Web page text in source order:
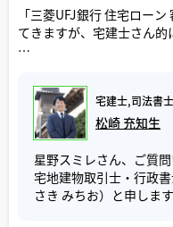
自営業の方が住宅ロー
定申告書と税金の滞納
ご参考にしていただけま
す。
根拠は民法４８２条に
弁済をすることができる
が、債権者との間で、
給付をすることにより
合において、その弁済
の給付は、弁済と同一
関連判例を挙げるとす
判例があり、その中で
「三菱UFJ銀行 住宅ロー
てきますが、宅建士さん
しますか？
コメント頂けますと幸いで
宅建士,司法書
松崎 充知生
星野スミレさん、ご質
宅地建物取引士・行政
さき みちお）と申します